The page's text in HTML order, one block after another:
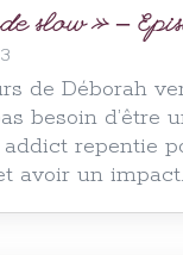
slow » –
de Déborah
besoin d’être
repentie
avoir un impact.